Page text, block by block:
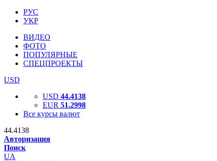
РУС
УКР
ВИДЕО
ФОТО
ПОПУЛЯРНЫЕ
СПЕЦПРОЕКТЫ
USD
USD 44.4138
EUR 51.2998
Все курсы валют
44.4138
Авторизация
Поиск
UA